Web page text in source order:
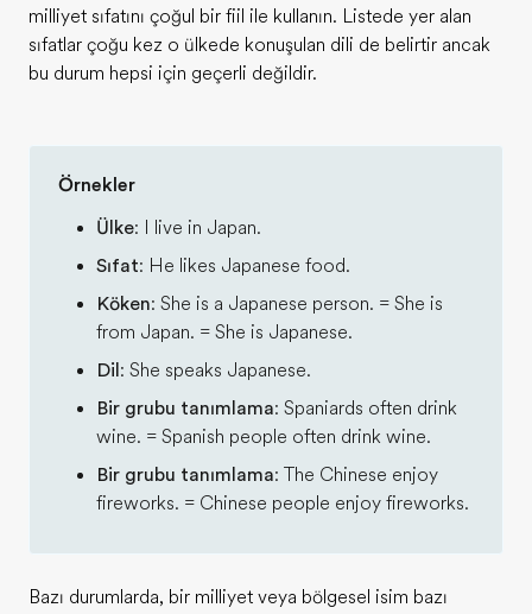
Hakkımızda
Ekibimize katılın
milliyet sıfatını çoğul bir fiil ile kullanın. Listede yer alan
sıfatlar çoğu kez o ülkede konuşulan dili de belirtir ancak
bu durum hepsi için geçerli değildir.
Örnekler
Ülke: I live in Japan.
Sıfat: He likes Japanese food.
Köken: She is a Japanese person. = She is
from Japan. = She is Japanese.
Dil : She speaks Japanese.
Bir grubu tanımlama: Spaniards often drink
wine. = Spanish people often drink wine.
Bir grubu tanımlama: The Chinese enjoy
fireworks. = Chinese people enjoy fireworks.
Bazı durumlarda, bir milliyet veya bölgesel isim bazı